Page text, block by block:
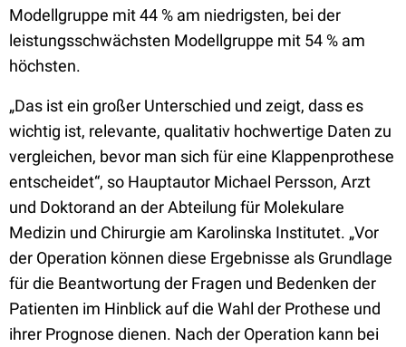
Modellgruppe mit 44 % am niedrigsten, bei der
leistungsschwächsten Modellgruppe mit 54 % am
höchsten.
„Das ist ein großer Unterschied und zeigt, dass es
wichtig ist, relevante, qualitativ hochwertige Daten zu
vergleichen, bevor man sich für eine Klappenprothese
entscheidet“, so Hauptautor Michael Persson, Arzt
und Doktorand an der Abteilung für Molekulare
Medizin und Chirurgie am Karolinska Institutet. „Vor
der Operation können diese Ergebnisse als Grundlage
für die Beantwortung der Fragen und Bedenken der
Patienten im Hinblick auf die Wahl der Prothese und
ihrer Prognose dienen. Nach der Operation kann bei